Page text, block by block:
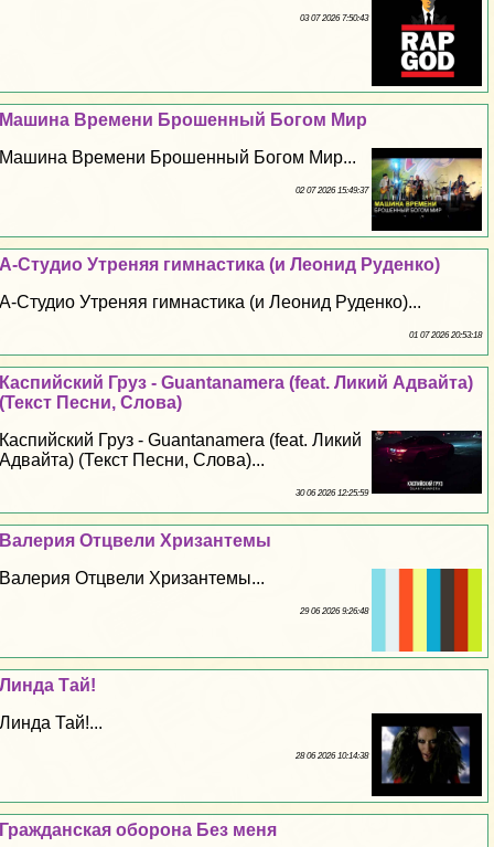
03 07 2026 7:50:43
Машина Времени Брошенный Богом Мир
Машина Времени Брошенный Богом Мир...
02 07 2026 15:49:37
А-Студио Утреняя гимнастика (и Леонид Руденко)
А-Студио Утреняя гимнастика (и Леонид Руденко)...
01 07 2026 20:53:18
Каспийский Груз - Guantanamera (feat. Ликий Адвайта)
(Текст Песни, Слова)
Каспийский Груз - Guantanamera (feat. Ликий
Адвайта) (Текст Песни, Слова)...
30 06 2026 12:25:59
Валерия Отцвели Хризантемы
Валерия Отцвели Хризантемы...
29 06 2026 9:26:48
Линда Тай!
Линда Тай!...
28 06 2026 10:14:38
Гражданская оборона Без меня